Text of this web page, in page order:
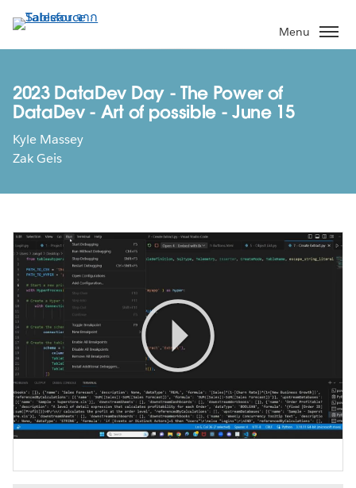
ไป
ที่
หลัก
Menu
2023 DataDev Day - The Power of
DataDev - Art of possible - June 15
Kyle Massey
Zak Geis
Play
Video